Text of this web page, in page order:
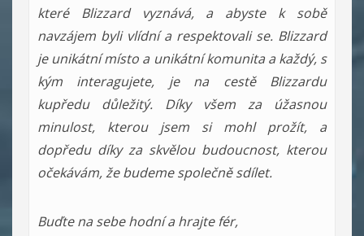
které Blizzard vyznává, a abyste k sobě
navzájem byli vlídní a respektovali se. Blizzard
je unikátní místo a unikátní komunita a každý, s
kým interagujete, je na cestě Blizzardu
kupředu důležitý. Díky všem za úžasnou
minulost, kterou jsem si mohl prožít, a
dopředu díky za skvělou budoucnost, kterou
očekávám, že budeme společně sdílet.
Buďte na sebe hodní a hrajte fér,